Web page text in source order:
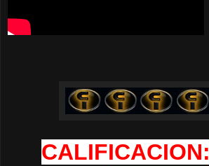
CALIFICACION: